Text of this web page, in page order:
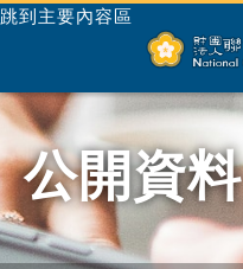
跳到主要內容區
公開資料